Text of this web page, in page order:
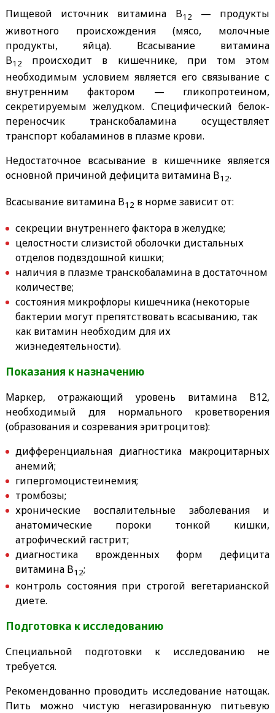
Пищевой источник витамина B12
— продукты
животного происхождения (мясо, молочные
продукты, яйца). Всасывание витамина
B12
происходит в кишечнике, при том этом
необходимым условием является его связывание с
внутренним фактором — гликопротеином,
секретируемым желудком. Специфический белок-
переносчик транскобаламина осуществляет
транспорт кобаламинов в плазме крови.
Недостаточное всасывание в кишечнике является
основной причиной дефицита витамина B12.
Всасывание витамина B12 в норме зависит от:
секреции внутреннего фактора в желудке;
целостности слизистой оболочки дистальных
отделов подвздошной кишки;
наличия в плазме транскобаламина в достаточном
количестве;
состояния микрофлоры кишечника (некоторые
бактерии могут препятствовать всасыванию, так
как витамин необходим для их
жизнедеятельности).
Показания к назначению
Маркер, отражающий уровень витамина B12,
необходимый для нормального кроветворения
(образования и созревания эритроцитов):
дифференциальная диагностика макроцитарных
анемий;
гипергомоцистеинемия;
тромбозы;
хронические воспалительные заболевания и
анатомические пороки тонкой кишки,
атрофический гастрит;
диагностика врожденных форм дефицита
витамина B12;
контроль состояния при строгой вегетарианской
диете.
Подготовка к исследованию
Специальной подготовки к исследованию не
требуется.
Рекомендованно проводить исследование натощак.
Пить можно чистую негазированную питьевую